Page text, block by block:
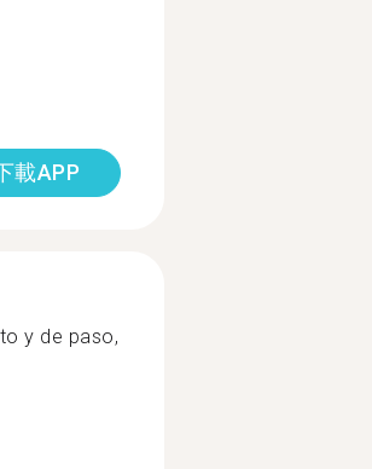
載APP
y de paso,